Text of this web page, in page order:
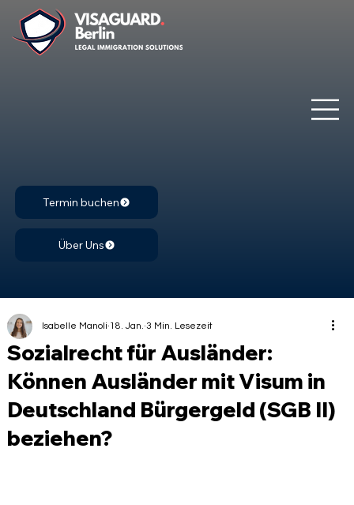
Termin buchen
Über Uns
Sozialrecht für Ausländer:
Können Ausländer mit Visum in
Deutschland Bürgergeld (SGB II)
beziehen?
Isabelle Manoli 18. Jan. 3 Min. Lesezeit